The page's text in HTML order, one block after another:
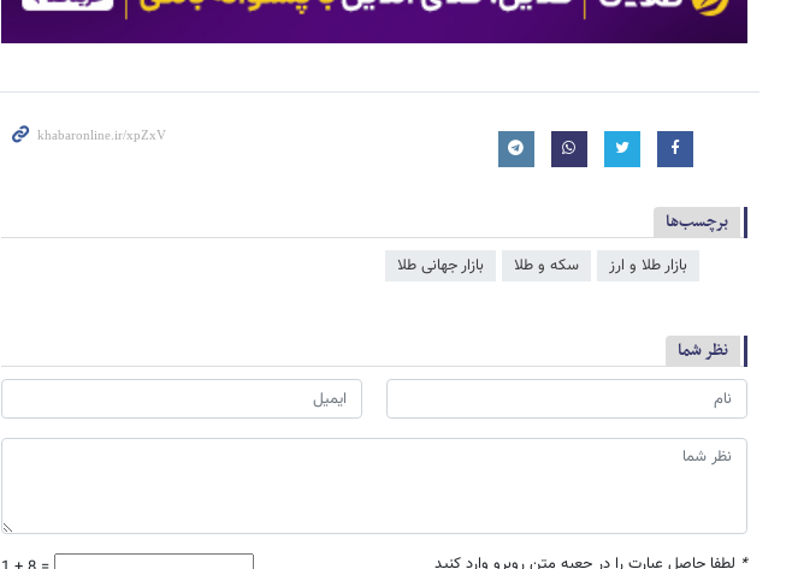
برچسب‌ها
بازار طلا و ارز سکه و طلا بازار جهانی طلا
نظر شما